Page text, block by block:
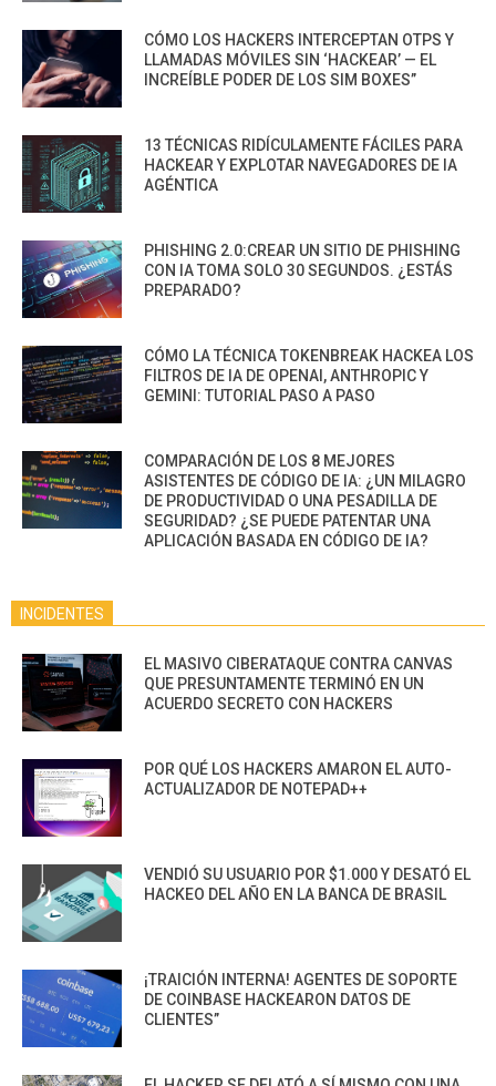
CÓMO LOS HACKERS INTERCEPTAN OTPS Y
LLAMADAS MÓVILES SIN ‘HACKEAR’ — EL
INCREÍBLE PODER DE LOS SIM BOXES”
13 TÉCNICAS RIDÍCULAMENTE FÁCILES PARA
HACKEAR Y EXPLOTAR NAVEGADORES DE IA
AGÉNTICA
PHISHING 2.0:CREAR UN SITIO DE PHISHING
CON IA TOMA SOLO 30 SEGUNDOS. ¿ESTÁS
PREPARADO?
CÓMO LA TÉCNICA TOKENBREAK HACKEA LOS
FILTROS DE IA DE OPENAI, ANTHROPIC Y
GEMINI: TUTORIAL PASO A PASO
COMPARACIÓN DE LOS 8 MEJORES
ASISTENTES DE CÓDIGO DE IA: ¿UN MILAGRO
DE PRODUCTIVIDAD O UNA PESADILLA DE
SEGURIDAD? ¿SE PUEDE PATENTAR UNA
APLICACIÓN BASADA EN CÓDIGO DE IA?
INCIDENTES
EL MASIVO CIBERATAQUE CONTRA CANVAS
QUE PRESUNTAMENTE TERMINÓ EN UN
ACUERDO SECRETO CON HACKERS
POR QUÉ LOS HACKERS AMARON EL AUTO-
ACTUALIZADOR DE NOTEPAD++
VENDIÓ SU USUARIO POR $1.000 Y DESATÓ EL
HACKEO DEL AÑO EN LA BANCA DE BRASIL
¡TRAICIÓN INTERNA! AGENTES DE SOPORTE
DE COINBASE HACKEARON DATOS DE
CLIENTES”